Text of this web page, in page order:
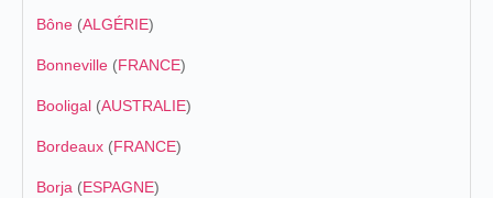
Bône (ALGÉRIE)
Bonneville (FRANCE)
Booligal (AUSTRALIE)
Bordeaux (FRANCE)
Borja (ESPAGNE)